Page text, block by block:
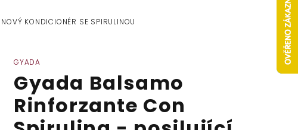
KONDICIONÉR SE SPIRULINOU
GYADA
Gyada Balsamo
Rinforzante Con